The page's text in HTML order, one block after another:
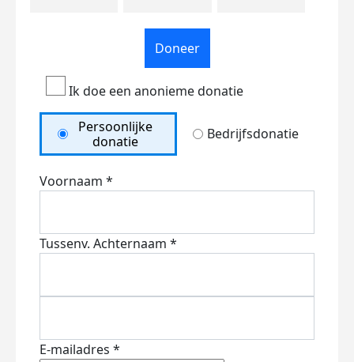
Doneer
Ik doe een anonieme donatie
Persoonlijke
donatie
Bedrijfsdonatie
Voornaam *
Tussenv. Achternaam *
E-mailadres *